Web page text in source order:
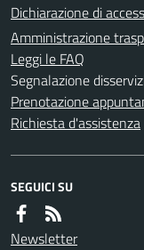
Dichiarazione di
Amministrazione
Leggi le FAQ
Segnalazione
Prenotazione
Richiesta d'assistenza
SEGUICI SU
Newsletter